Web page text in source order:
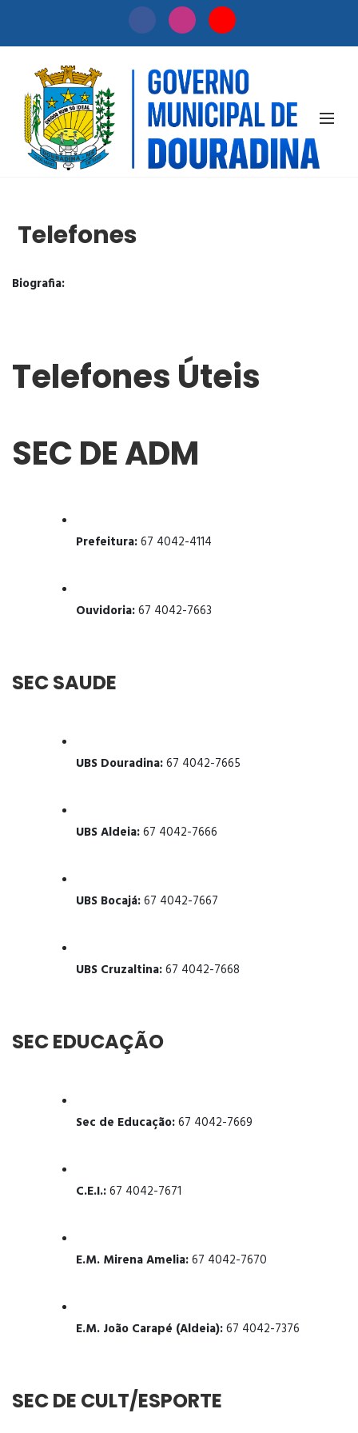
PÁGINA INTERNA
Telefones
Biografia:
Telefones Úteis
SEC DE ADM
Prefeitura:67 4042-4114
Ouvidoria:67 4042-7663
SEC SAUDE
UBS Douradina:67 4042-7665
UBS Aldeia:67 4042-7666
UBS Bocajá:67 4042-7667
UBS Cruzaltina:67 4042-7668
SEC EDUCAÇÃO
Sec de Educação:67 4042-7669
C.E.I.:67 4042-7671
E.M. Mirena Amelia:67 4042-7670
E.M. João Carapé (Aldeia):67 4042-7376
SEC DE CULT/ESPORTE